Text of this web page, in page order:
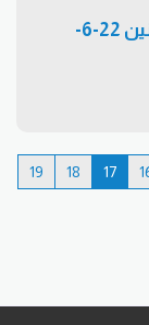
التحليل الفني اليومي للعملات يوم الاثنين 22-6-
17
18
19